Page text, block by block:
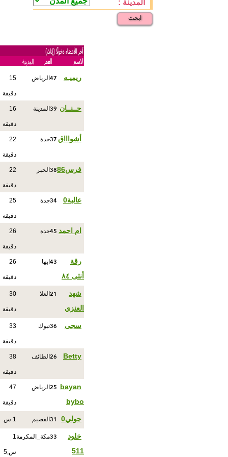
المدينة :
ابحث
ريميـه 47 الرياض 15
دقيقة
حــنــان 39 المدينة 16
دقيقة
أشواااق37جدة 22
دقيقة
فرس86 38 الخبر 22
دقيقة
عالية0 34جدة 25
دقيقة
ام احمد 45جدة 26
دقيقة
رقة
أنثى ٨٤
43 ابها 26
دقيقة
شهد
العنزي
21 العلا 30
دقيقة
سجى 36تبوك 33
دقيقة
Betty
26 الطائف 38
دقيقة
bayan
bybo
25 الرياض 47
دقيقة
جولي0 31 القصيم 1 س
خلود
511
33مكة_المكرمة1
س,5